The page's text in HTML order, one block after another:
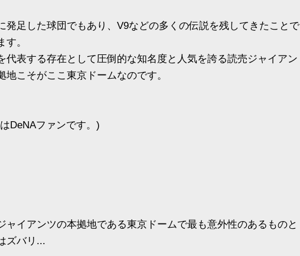
発足した球団でもあり、V9などの多くの伝説を残してきたことで
す。
代表する存在として圧倒的な知名度と人気を誇る読売ジャイアン
地こそがここ東京ドームなのです。
DeNAファンです。)
ャイアンツの本拠地である東京ドームで最も意外性のあるものと
ズバリ...